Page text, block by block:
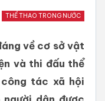
THỂ THAO TRONG NƯỚC
về cơ sở vật
và thi đấu thể
tác xã hội